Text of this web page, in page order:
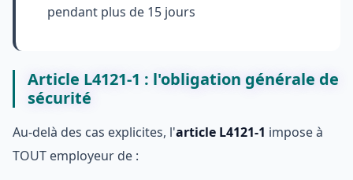
pendant plus de 15 jours
Article L4121-1 : l'obligation générale de
sécurité
Au-delà des cas explicites, l'article L4121-1 impose à
TOUT employeur de :